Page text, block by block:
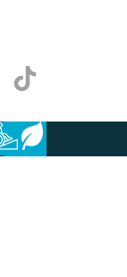
TikTok
Pieejamība
Ilgtspēja